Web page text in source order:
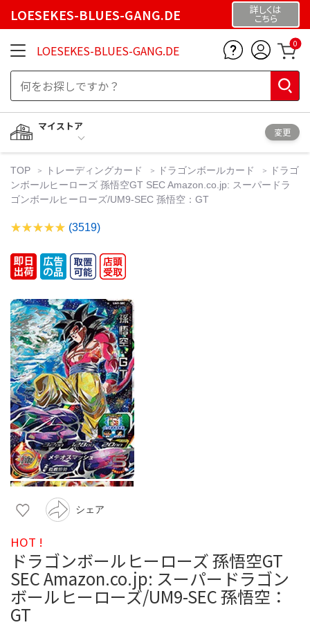
LOESEKES-BLUES-GANG.DE 詳しくは
こちら
LOESEKES-BLUES-GANG.DE 0
マイストア
変更
TOP トレーディングカード ドラゴンボールカード
ドラゴ
ンボールヒーローズ 孫悟空GT SEC Amazon.co.jp: スーパードラ
ゴンボールヒーローズ/UM9-SEC 孫悟空：GT
(3519)
シェア
HOT !
ドラゴンボールヒーローズ 孫悟空GT
SEC Amazon.co.jp: スーパードラゴン
ボールヒーローズ/UM9-SEC 孫悟空：
GT